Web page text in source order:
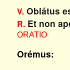
V.Oblátus
R.Et non
ORATIO
Orémus: